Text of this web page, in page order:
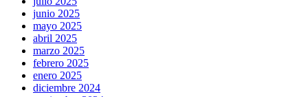
junio 2025
mayo 2025
abril 2025
marzo 2025
febrero 2025
enero 2025
diciembre 2024